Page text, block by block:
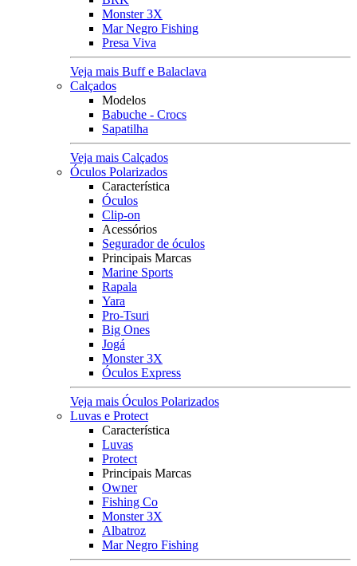
Monster 3X
Mar Negro Fishing
Presa Viva
Veja mais Buff e Balaclava
Calçados
Modelos
Babuche - Crocs
Sapatilha
Veja mais Calçados
Óculos Polarizados
Característica
Óculos
Clip-on
Acessórios
Segurador de óculos
Principais Marcas
Marine Sports
Rapala
Yara
Pro-Tsuri
Big Ones
Jogá
Monster 3X
Óculos Express
Veja mais Óculos Polarizados
Luvas e Protect
Característica
Luvas
Protect
Principais Marcas
Owner
Fishing Co
Monster 3X
Albatroz
Mar Negro Fishing